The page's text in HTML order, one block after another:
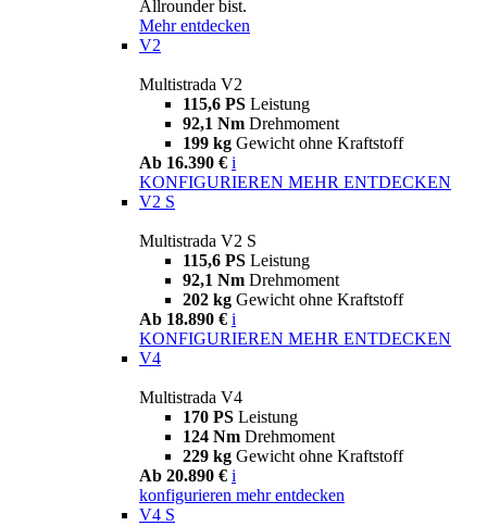
Allrounder bist.
Mehr entdecken
V2
Multistrada V2
115,6 PS Leistung
92,1 Nm Drehmoment
199 kg Gewicht ohne Kraftstoff
Ab 16.390 € i
KONFIGURIEREN MEHR ENTDECKEN
V2 S
Multistrada V2 S
115,6 PS Leistung
92,1 Nm Drehmoment
202 kg Gewicht ohne Kraftstoff
Ab 18.890 € i
KONFIGURIEREN MEHR ENTDECKEN
V4
Multistrada V4
170 PS Leistung
124 Nm Drehmoment
229 kg Gewicht ohne Kraftstoff
Ab 20.890 € i
konfigurieren mehr entdecken
V4 S